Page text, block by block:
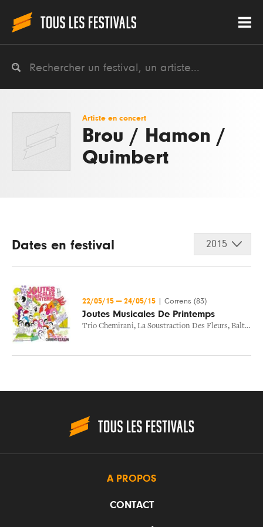
Artiste en concert
Brou / Hamon /
Quimbert
Dates en festival 2015
22/05/15 — 24/05/15 Correns (83)
Joutes Musicales De Printemps
Trio Chemirani, La Soustraction Des Fleurs, Baltazar Montanaro
A PROPOS
CONTACT